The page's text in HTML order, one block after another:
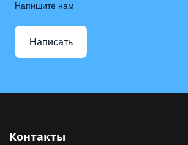
Напишите нам
Написать
Контакты